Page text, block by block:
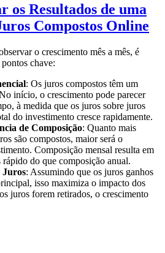
os Resultados de uma
Compostos Online
o crescimento mês a mês, é
chave:
: Os juros compostos têm um
início, o crescimento pode parecer
à medida que os juros sobre juros
do investimento cresce rapidamente.
de Composição: Quanto mais
são compostos, maior será o
Composição mensal resulta em
do que composição anual.
Juros: Assumindo que os juros ganhos
isso maximiza o impacto dos
juros forem retirados, o crescimento